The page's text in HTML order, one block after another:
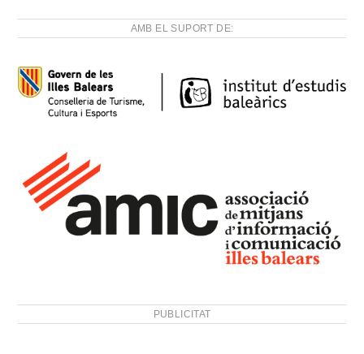
AMB EL SUPORT DE:
PUBLICITAT